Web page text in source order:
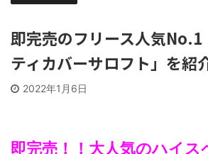
即完売のフリース人気No.1
ティカバーサロフト」を紹
2022年1月6日
即完売！！大人気のハイス